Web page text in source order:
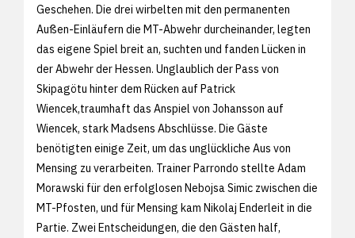
Geschehen. Die drei wirbelten mit den permanenten
Außen-Einläufern die MT-Abwehr durcheinander, legten
das eigene Spiel breit an, suchten und fanden Lücken in
der Abwehr der Hessen. Unglaublich der Pass von
Skipagötu hinter dem Rücken auf Patrick
Wiencek,traumhaft das Anspiel von Johansson auf
Wiencek, stark Madsens Abschlüsse. Die Gäste
benötigten einige Zeit, um das unglückliche Aus von
Mensing zu verarbeiten. Trainer Parrondo stellte Adam
Morawski für den erfolglosen Nebojsa Simic zwischen die
MT-Pfosten, und für Mensing kam Nikolaj Enderleit in die
Partie. Zwei Entscheidungen, die den Gästen half,